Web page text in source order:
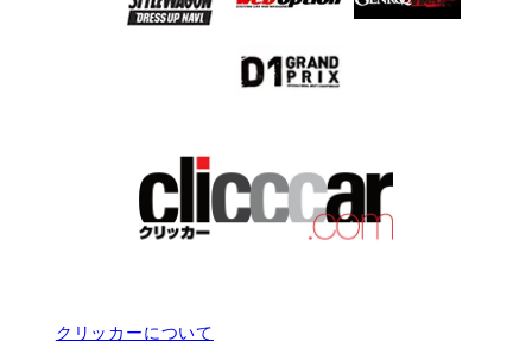
クリッカーについて